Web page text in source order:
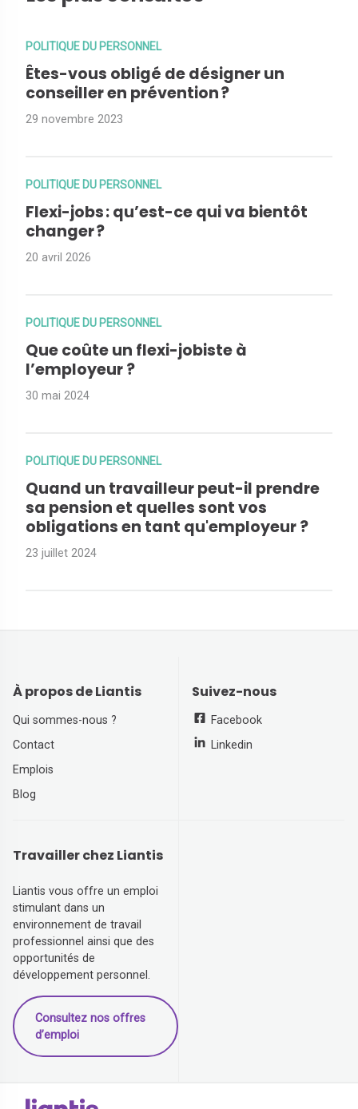
POLITIQUE DU PERSONNEL
Êtes-vous obligé de désigner un
conseiller en prévention ?
29 novembre 2023
POLITIQUE DU PERSONNEL
Flexi-jobs : qu’est-ce qui va bientôt
changer ?
20 avril 2026
POLITIQUE DU PERSONNEL
Que coûte un flexi-jobiste à
l’employeur ?
30 mai 2024
POLITIQUE DU PERSONNEL
Quand un travailleur peut-il prendre
sa pension et quelles sont vos
obligations en tant qu'employeur ?
23 juillet 2024
À propos de Liantis
Qui sommes-nous ?
Contact
Emplois
Blog
Suivez-nous
Facebook
Linkedin
Travailler chez Liantis
Liantis vous offre un emploi
stimulant dans un
environnement de travail
professionnel ainsi que des
opportunités de
développement personnel.
Consultez nos offres
d’emploi